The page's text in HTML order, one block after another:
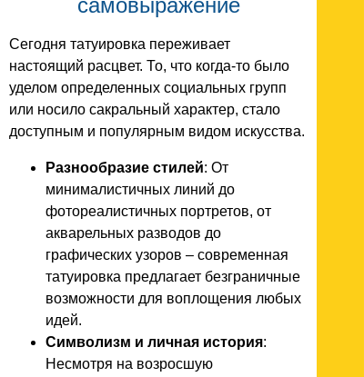
самовыражение
Сегодня татуировка переживает
настоящий расцвет. То, что когда-то было
уделом определенных социальных групп
или носило сакральный характер, стало
доступным и популярным видом искусства.
Разнообразие стилей: От
минималистичных линий до
фотореалистичных портретов, от
акварельных разводов до
графических узоров – современная
татуировка предлагает безграничные
возможности для воплощения любых
идей.
Символизм и личная история:
Несмотря на возросшую